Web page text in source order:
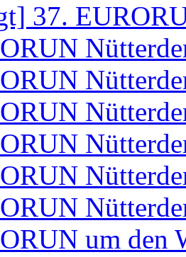
37.
um den